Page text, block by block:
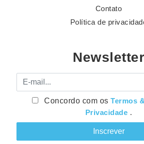
Contato
Política de
Newsletter
E-mail
Concordo com osTermos
Privacidade .